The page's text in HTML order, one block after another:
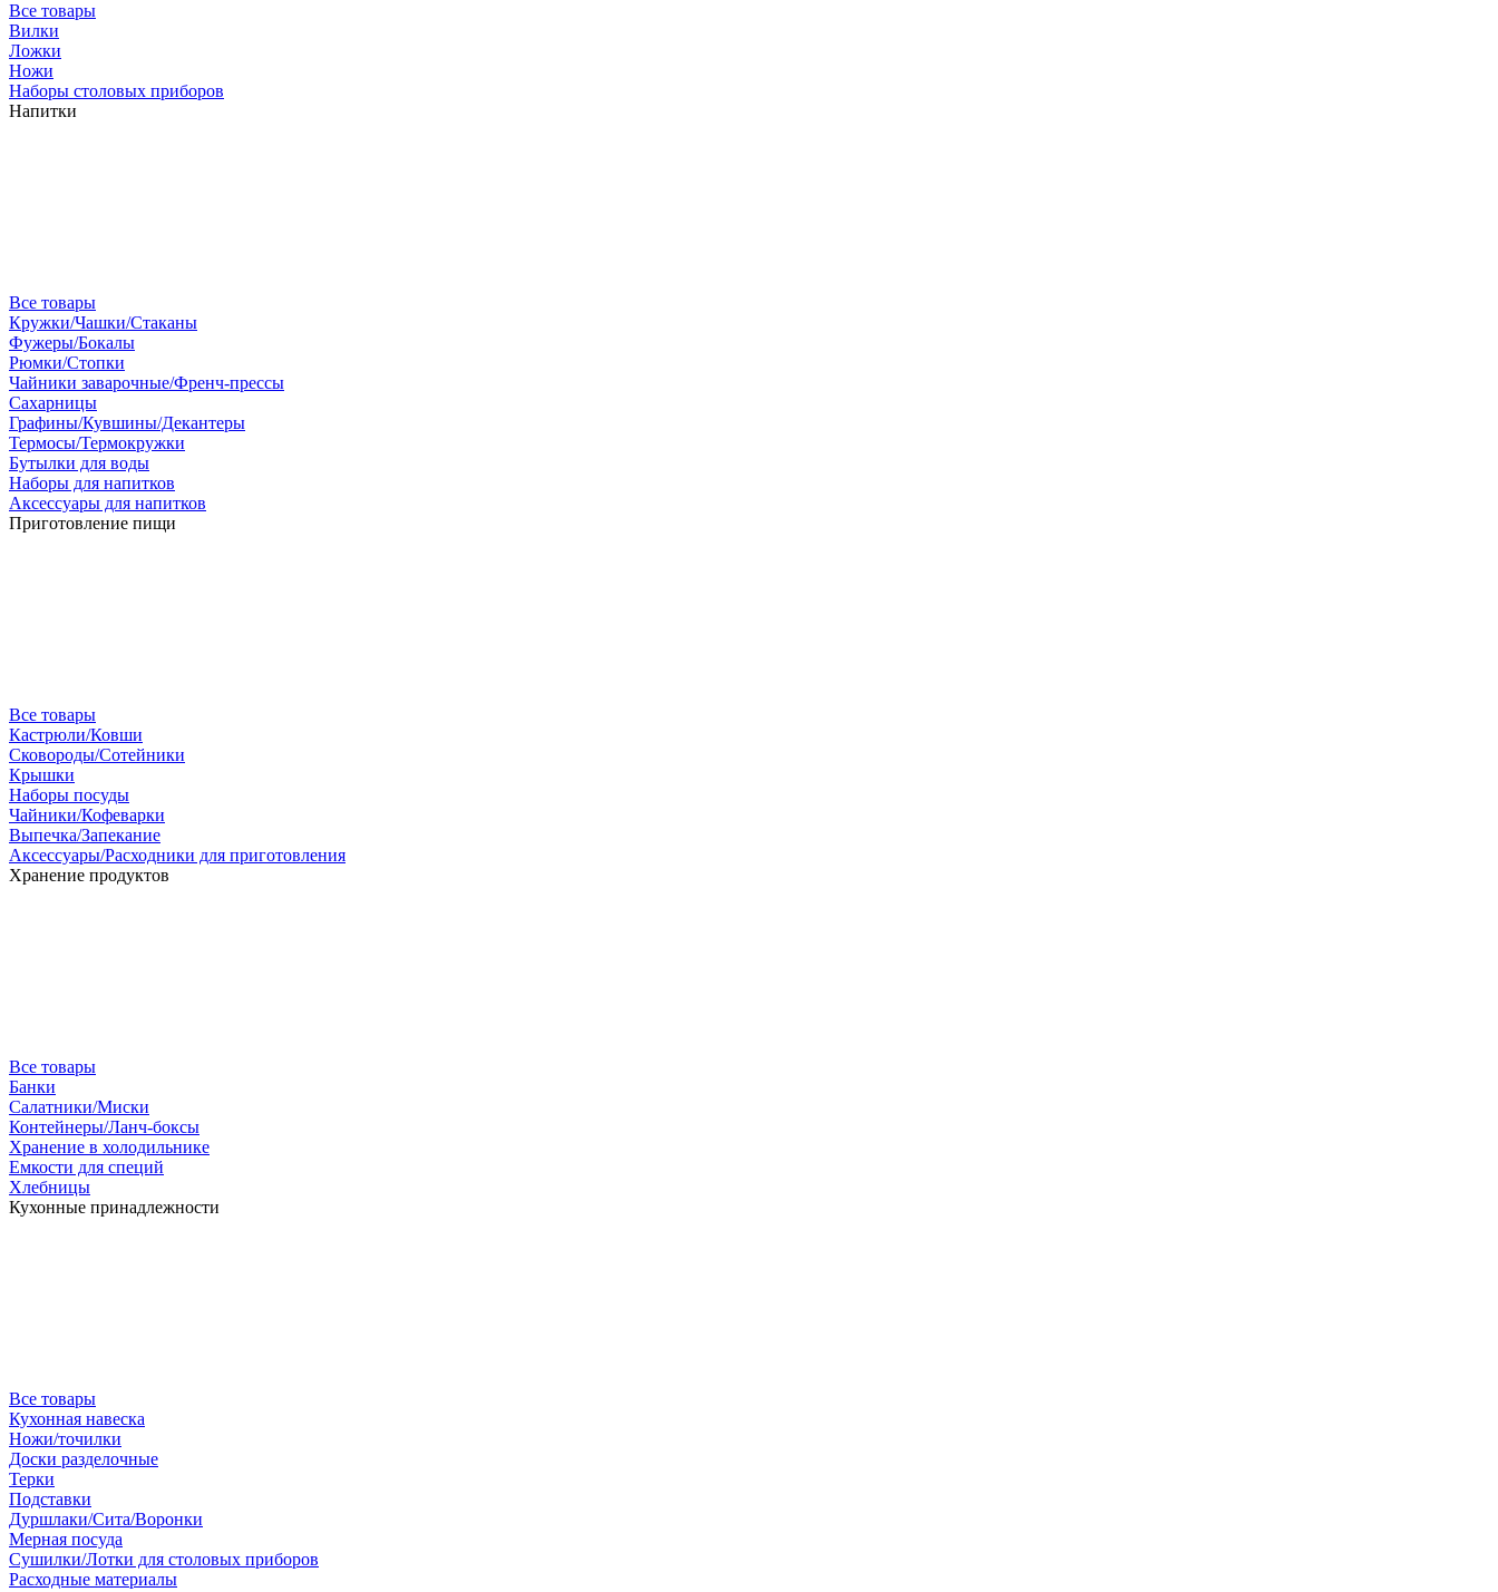
Все товары
Вилки
Ложки
Ножи
Наборы столовых приборов
Напитки
Все товары
Кружки/Чашки/Стаканы
Фужеры/Бокалы
Рюмки/Стопки
Чайники заварочные/Френч-прессы
Сахарницы
Графины/Кувшины/Декантеры
Термосы/Термокружки
Бутылки для воды
Наборы для напитков
Аксессуары для напитков
Приготовление пищи
Все товары
Кастрюли/Ковши
Сковороды/Сотейники
Крышки
Наборы посуды
Чайники/Кофеварки
Выпечка/Запекание
Аксессуары/Расходники для приготовления
Хранение продуктов
Все товары
Банки
Салатники/Миски
Контейнеры/Ланч-боксы
Хранение в холодильнике
Емкости для специй
Хлебницы
Кухонные принадлежности
Все товары
Кухонная навеска
Ножи/точилки
Доски разделочные
Терки
Подставки
Дуршлаки/Сита/Воронки
Мерная посуда
Сушилки/Лотки для столовых приборов
Расходные материалы